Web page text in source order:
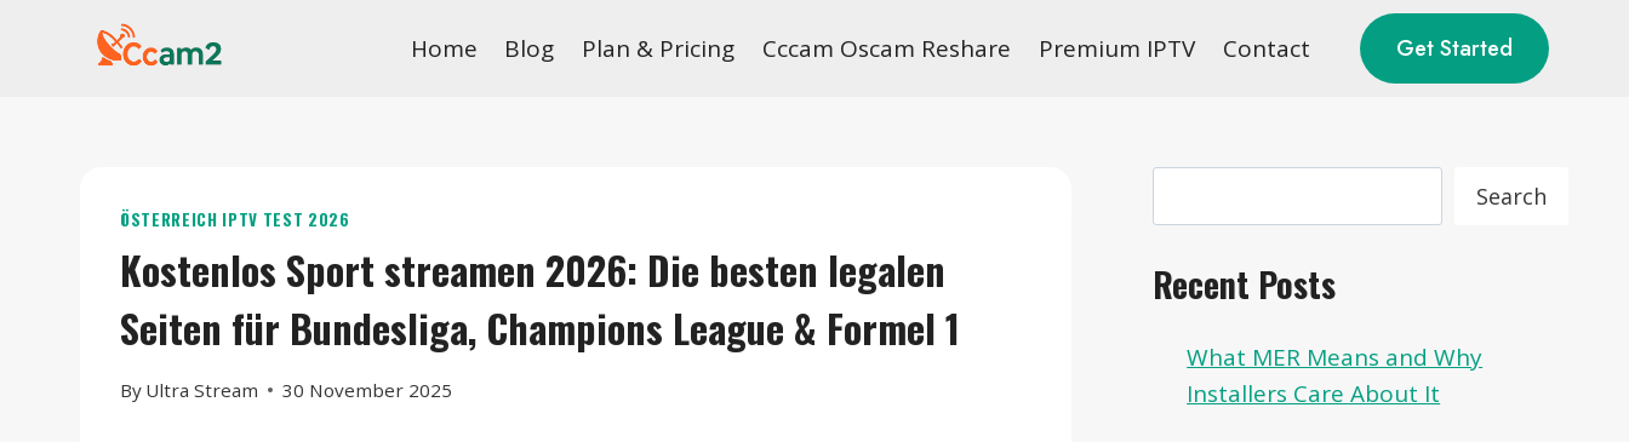
Home Blog Plan & Pricing Cccam Oscam Reshare Premium IPTV Contact Get Started
ÖSTERREICH IPTV TEST 2026
Kostenlos Sport streamen 2026: Die besten legalen
Seiten für Bundesliga, Champions League & Formel 1
By Ultra Stream 30 November 2025
Search
Recent Posts
What MER Means and Why
Installers Care About It